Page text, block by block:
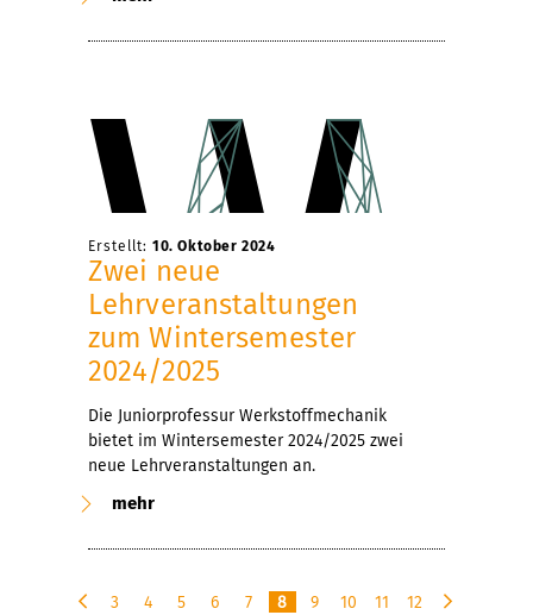
Erstellt: 10. Oktober 2024
Zwei neue
Lehrveranstaltungen
zum Wintersemester
2024/2025
Die Juniorprofessur Werkstoffmechanik
bietet im Wintersemester 2024/2025 zwei
neue Lehrveranstaltungen an.
mehr
3 4 5 6 7 8 9 10 11
12